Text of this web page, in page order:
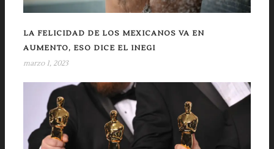
LA FELICIDAD DE LOS MEXICANOS VA EN
AUMENTO, ESO DICE EL INEGI
marzo 1, 2023